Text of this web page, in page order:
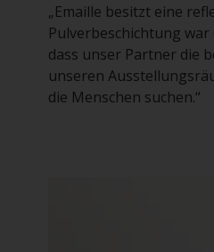
„Emaille besitzt eine
Pulverbeschichtung
dass unser Partner die
unseren
die Menschen suchen.“